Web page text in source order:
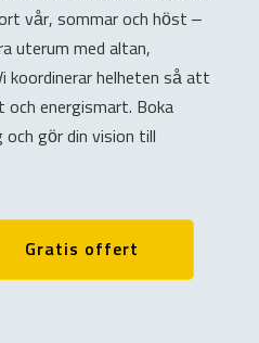
vår, sommar och höst –
uterum med altan,
koordinerar helheten så att
energismart. Boka
gör din vision till
Gratis offert